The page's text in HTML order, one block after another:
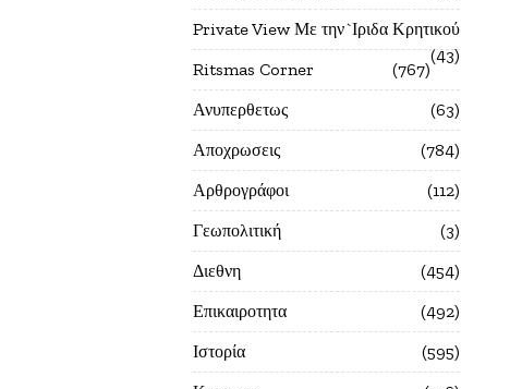
Private View Με την`Ιριδα Κρητικού
43
Ritsmas Corner
767
Ανυπερθετως
63
Αποχρωσεις
784
Αρθρογράφοι
112
Γεωπολιτική
3
Διεθνη
454
Επικαιροτητα
492
Ιστορία
595